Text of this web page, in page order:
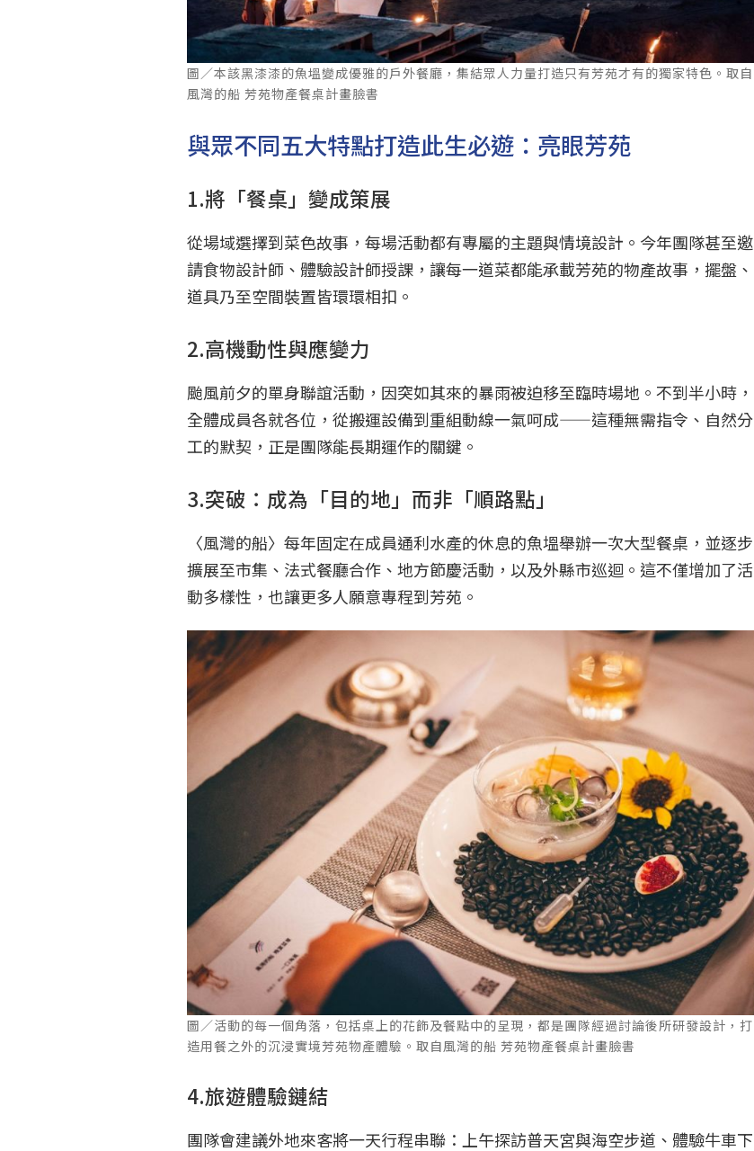
圖／本該黑漆漆的魚塭變成優雅的戶外餐廳，集結眾人力量打造只有芳苑才有的獨家特色。取自
風灣的船 芳苑物產餐桌計畫臉書
與眾不同五大特點打造此生必遊：亮眼芳苑
1.將「餐桌」變成策展
從場域選擇到菜色故事，每場活動都有專屬的主題與情境設計。今年團隊甚至邀
請食物設計師、體驗設計師授課，讓每一道菜都能承載芳苑的物產故事，擺盤、
道具乃至空間裝置皆環環相扣。
2.高機動性與應變力
颱風前夕的單身聯誼活動，因突如其來的暴雨被迫移至臨時場地。不到半小時，
全體成員各就各位，從搬運設備到重組動線一氣呵成——這種無需指令、自然分
工的默契，正是團隊能長期運作的關鍵。
3.突破：成為「目的地」而非「順路點」
〈風灣的船〉每年固定在成員通利水產的休息的魚塭舉辦一次大型餐桌，並逐步
擴展至市集、法式餐廳合作、地方節慶活動，以及外縣市巡迴。這不僅增加了活
動多樣性，也讓更多人願意專程到芳苑。
圖／活動的每一個角落，包括桌上的花飾及餐點中的呈現，都是團隊經過討論後所研發設計，打
造用餐之外的沉浸實境芳苑物產體驗。取自風灣的船 芳苑物產餐桌計畫臉書
4.旅遊體驗鏈結
團隊會建議外地來客將一天行程串聯：上午探訪普天宮與海空步道、體驗牛車下